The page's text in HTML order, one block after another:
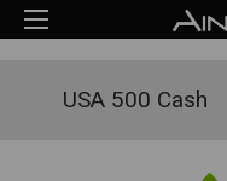
USA 500 Cash